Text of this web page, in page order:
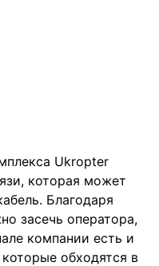
Ukropter
которая может
Благодаря
засечь оператора,
компании есть и
обходятся в